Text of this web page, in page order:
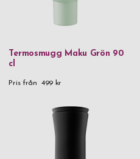
Termosmugg Maku Grön 90
cl
Pris från 499 kr